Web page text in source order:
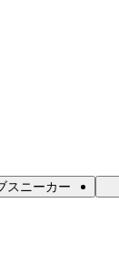
スニーカー